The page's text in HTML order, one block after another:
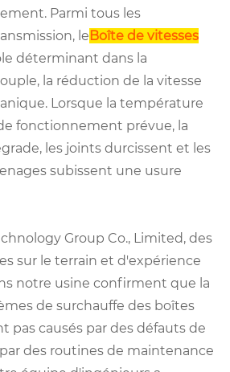
Parmi tous les
leBoîte de vitesses
déterminant dans la
la réduction de la vitesse
Lorsque la température
fonctionnement prévue, la
les joints durcissent et les
subissent une usure
Group Co., Limited, des
sur le terrain et d'expérience
notre usine confirment que la
de surchauffe des boîtes
pas causés par des défauts de
des routines de maintenance